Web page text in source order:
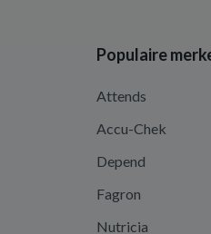
Populaire
Attends
Accu-Chek
Depend
Fagron
Nutricia